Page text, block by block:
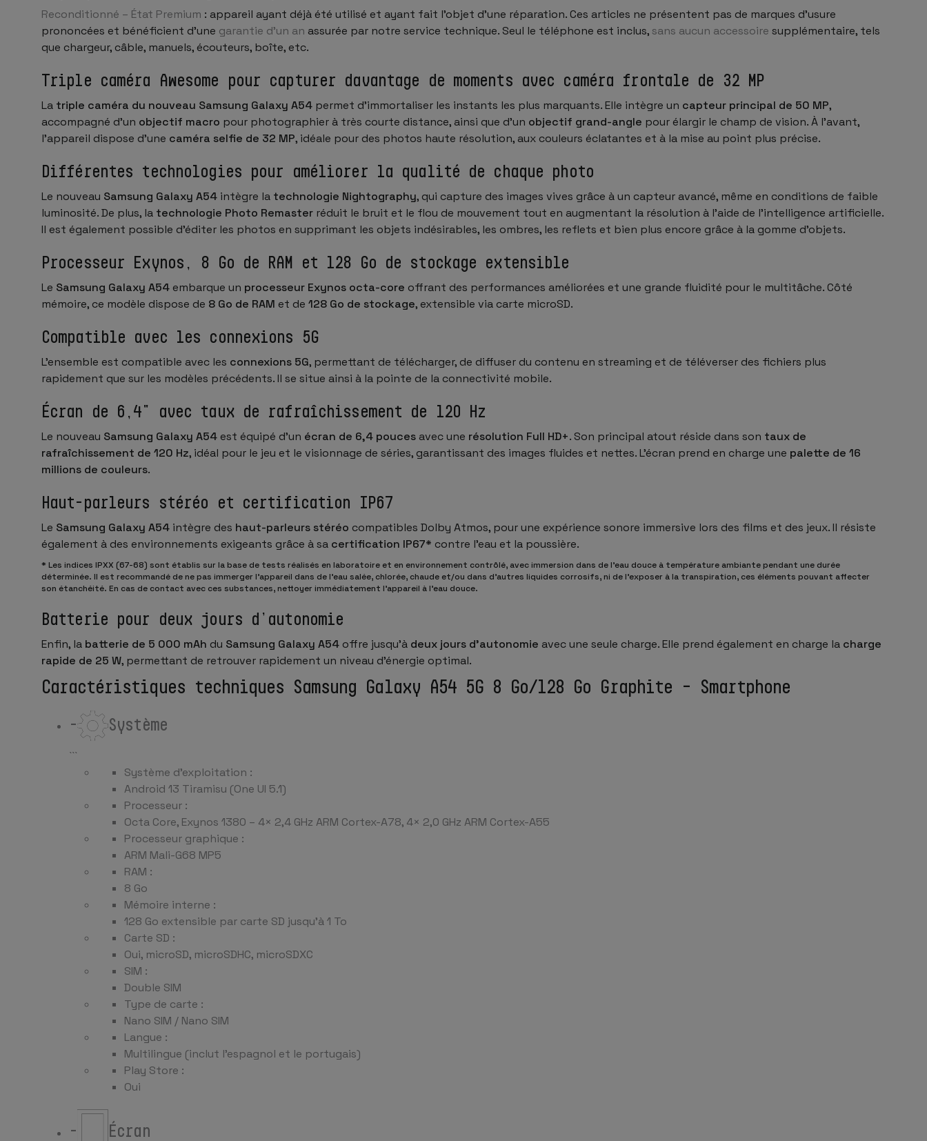
Reconditionné – État Premium : appareil ayant déjà été utilisé et ayant fait l’objet d’une réparation. Ces articles ne présentent pas de marques d’usure
prononcées et bénéficient d’une garantie d’un an assurée par notre service technique. Seul le téléphone est inclus, sans aucun accessoire supplémentaire, tels
que chargeur, câble, manuels, écouteurs, boîte, etc.
Triple caméra Awesome pour capturer davantage de moments avec caméra frontale de 32 MP
La triple caméra du nouveau Samsung Galaxy A54 permet d’immortaliser les instants les plus marquants. Elle intègre un capteur principal de 50 MP,
accompagné d’un objectif macro pour photographier à très courte distance, ainsi que d’un objectif grand-angle pour élargir le champ de vision. À l’avant,
l’appareil dispose d’une caméra selfie de 32 MP, idéale pour des photos haute résolution, aux couleurs éclatantes et à la mise au point plus précise.
Différentes technologies pour améliorer la qualité de chaque photo
Le nouveau Samsung Galaxy A54 intègre la technologie Nightography, qui capture des images vives grâce à un capteur avancé, même en conditions de faible
luminosité. De plus, la technologie Photo Remaster réduit le bruit et le flou de mouvement tout en augmentant la résolution à l’aide de l’intelligence artificielle.
Il est également possible d’éditer les photos en supprimant les objets indésirables, les ombres, les reflets et bien plus encore grâce à la gomme d’objets.
Processeur Exynos, 8 Go de RAM et 128 Go de stockage extensible
Le Samsung Galaxy A54 embarque un processeur Exynos octa-core offrant des performances améliorées et une grande fluidité pour le multitâche. Côté
mémoire, ce modèle dispose de 8 Go de RAM et de 128 Go de stockage, extensible via carte microSD.
Compatible avec les connexions 5G
L’ensemble est compatible avec les connexions 5G, permettant de télécharger, de diffuser du contenu en streaming et de téléverser des fichiers plus
rapidement que sur les modèles précédents. Il se situe ainsi à la pointe de la connectivité mobile.
Écran de 6,4" avec taux de rafraîchissement de 120 Hz
Le nouveau Samsung Galaxy A54 est équipé d’un écran de 6,4 pouces avec une résolution Full HD+. Son principal atout réside dans son taux de
rafraîchissement de 120 Hz, idéal pour le jeu et le visionnage de séries, garantissant des images fluides et nettes. L’écran prend en charge une palette de 16
millions de couleurs.
Haut-parleurs stéréo et certification IP67
Le Samsung Galaxy A54 intègre des haut-parleurs stéréo compatibles Dolby Atmos, pour une expérience sonore immersive lors des films et des jeux. Il résiste
également à des environnements exigeants grâce à sa certification IP67* contre l’eau et la poussière.
* Les indices IPXX (67-68) sont établis sur la base de tests réalisés en laboratoire et en environnement contrôlé, avec immersion dans de l’eau douce à température ambiante pendant une durée
déterminée. Il est recommandé de ne pas immerger l’appareil dans de l’eau salée, chlorée, chaude et/ou dans d’autres liquides corrosifs, ni de l’exposer à la transpiration, ces éléments pouvant affecter
son étanchéité. En cas de contact avec ces substances, nettoyer immédiatement l’appareil à l’eau douce.
Batterie pour deux jours d’autonomie
Enfin, la batterie de 5 000 mAh du Samsung Galaxy A54 offre jusqu’à deux jours d’autonomie avec une seule charge. Elle prend également en charge la charge
rapide de 25 W, permettant de retrouver rapidement un niveau d’énergie optimal.
Caractéristiques techniques Samsung Galaxy A54 5G 8 Go/128 Go Graphite – Smartphone
- Système
```
Système d’exploitation :
Android 13 Tiramisu (One UI 5.1)
Processeur :
Octa Core, Exynos 1380 – 4× 2,4 GHz ARM Cortex-A78, 4× 2,0 GHz ARM Cortex-A55
Processeur graphique :
ARM Mali-G68 MP5
RAM :
8 Go
Mémoire interne :
128 Go extensible par carte SD jusqu’à 1 To
Carte SD :
Oui, microSD, microSDHC, microSDXC
SIM :
Double SIM
Type de carte :
Nano SIM / Nano SIM
Langue :
Multilingue (inclut l’espagnol et le portugais)
Play Store :
Oui
- Écran